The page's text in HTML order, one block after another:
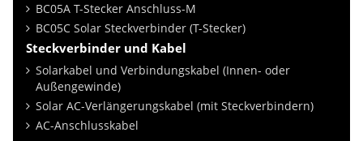
BC05A T-Stecker Anschluss-M
BC05C Solar Steckverbinder (T-Stecker)
Steckverbinder und Kabel
Solarkabel und Verbindungskabel (Innen- oder
Außengewinde)
Solar AC-Verlängerungskabel (mit Steckverbindern)
AC-Anschlusskabel